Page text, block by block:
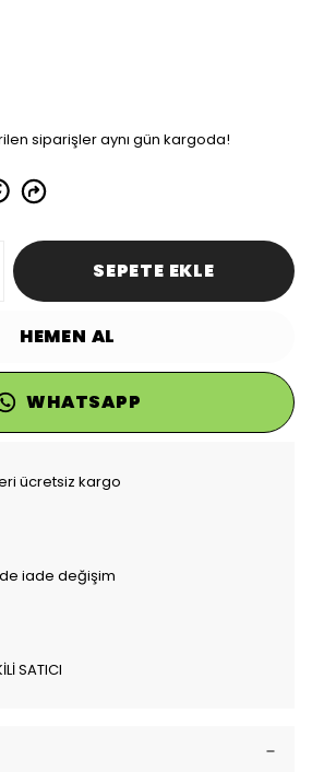
siparişler aynı gün kargoda!
SEPETE EKLE
HEMEN AL
WHATSAPP
ücretsiz kargo
iade değişim
SATICI